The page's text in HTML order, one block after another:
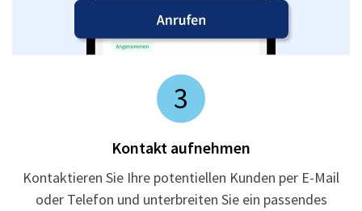
3
Kontakt aufnehmen
Kontaktieren Sie Ihre potentiellen Kunden per E-Mail
oder Telefon und unterbreiten Sie ein passendes